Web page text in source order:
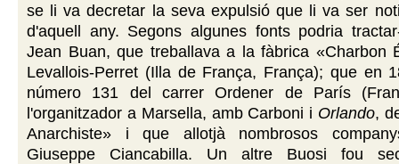
se li va decretar la seva expulsió que li va ser
d'aquell any. Segons algunes fonts podria
Jean Buan, que treballava a la fàbrica «Charbon
Levallois-Perret (Illa de França, França); que en
número 131 del carrer Ordener de París
l'organitzador a Marsella, amb Carboni i Orlando,
Anarchiste» i que allotjà nombrosos
Giuseppe Ciancabilla. Un altre Buosi fou